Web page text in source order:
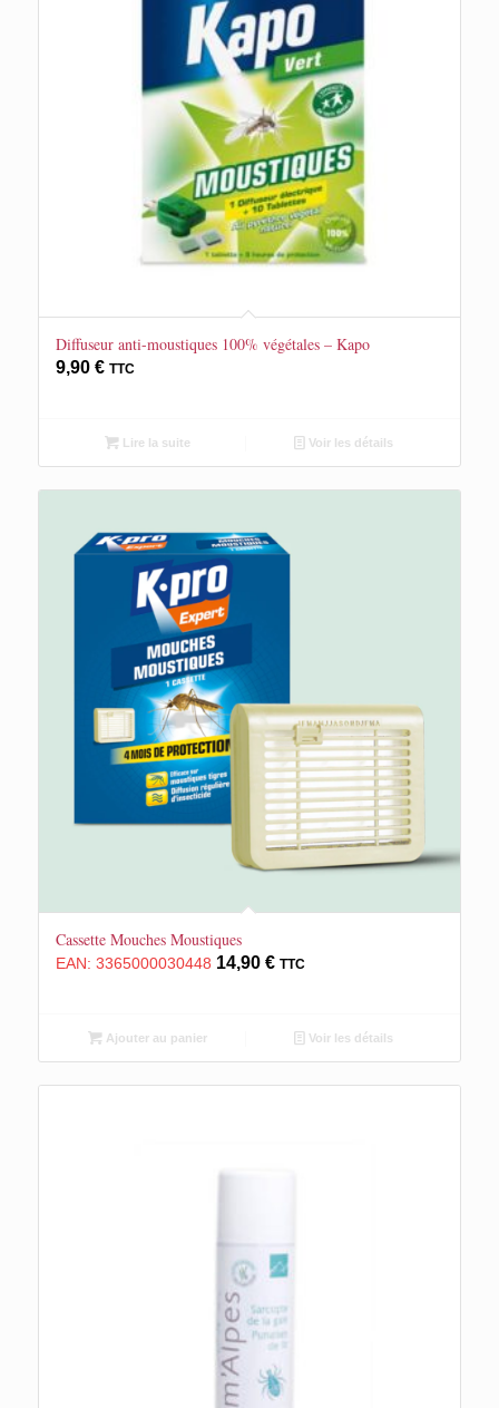
Diffuseur anti-moustiques 100% végétales – Kapo
9,90 € TTC
Lire la suite Voir les détails
Cassette Mouches Moustiques
EAN: 3365000030448 14,90 € TTC
Ajouter au panier Voir les détails